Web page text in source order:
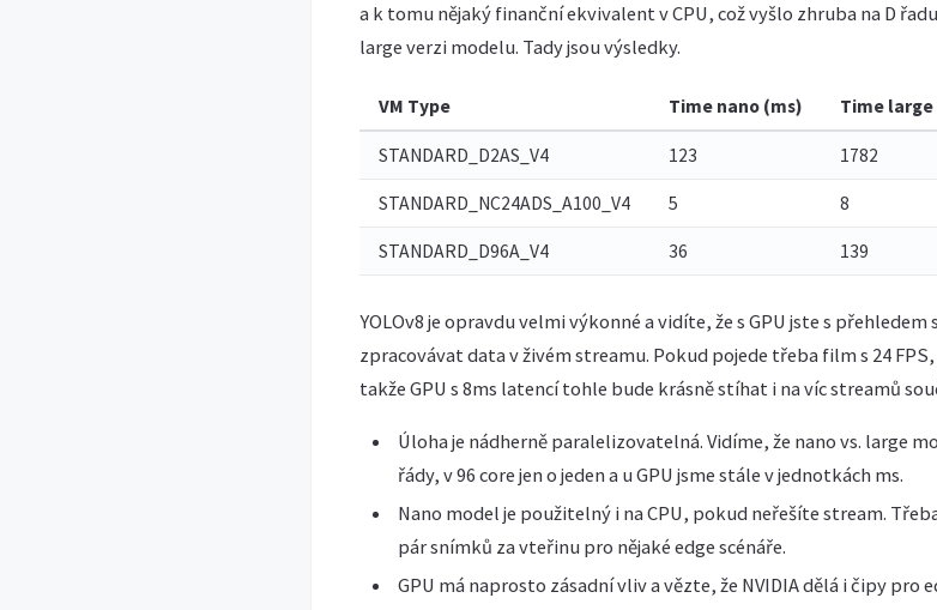
a k tomu nějaký finanční ekvivalent v CPU, což vyšlo zhruba na D
large verzi modelu. Tady jsou výsledky.
VM Type Time nano (ms) Time large
STANDARD_D2AS_V4 123 1782
STANDARD_NC24ADS_A100_V4 5 8
STANDARD_D96A_V4 36 139
YOLOv8 je opravdu velmi výkonné a vidíte, že s GPU jste s
zpracovávat data v živém streamu. Pokud pojede třeba film s 24
takže GPU s 8ms latencí tohle bude krásně stíhat i na víc streamů
Úloha je nádherně paralelizovatelná. Vidíme, že nano vs. large
řády, v 96 core jen o jeden a u GPU jsme stále v jednotkách ms.
Nano model je použitelný i na CPU, pokud neřešíte stream.
pár snímků za vteřinu pro nějaké edge scénáře.
GPU má naprosto zásadní vliv a vězte, že NVIDIA dělá i čipy pro